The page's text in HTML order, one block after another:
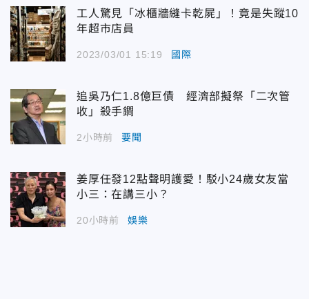
工人驚見「冰櫃牆縫卡乾屍」！竟是失蹤10
年超市店員
2023/03/01 15:19 國際
追吳乃仁1.8億巨債 經濟部擬祭「二次管
收」殺手鐧
2小時前 要聞
姜厚任發12點聲明護愛！駁小24歲女友當
小三：在講三小？
20小時前 娛樂